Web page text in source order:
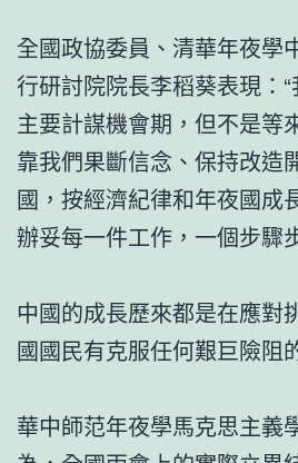
全國政協委員、清華年夜學
行研討院院長李稻葵表現：
主要計謀機會期，但不是等
靠我們果斷信念、保持改造
國，按經濟紀律和年夜國成
辦妥每一件工作，一個步驟
中國的成長歷來都是在應對
國國民有克服任何艱巨險阻
華中師范年夜學馬克思主義